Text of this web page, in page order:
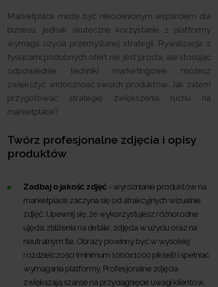
Marketplace może być nieocenionym wsparciem dla
biznesu, jednak skuteczne korzystanie z platformy
wymaga użycia przemyślanej strategii. Rywalizacja z
tysiącami podobnych ofert nie jest prosta, ale stosując
odpowiednie techniki marketingowe możesz
zwiększyć widoczność swoich produktów. Jak zatem
przygotować strategię zwiększenia ruchu na
marketplace?
Twórz profesjonalne zdjęcia i opisy
produktów
Zadbaj o jakość zdjęć - wyróżnianie produktów na
marketplace zaczyna się od atrakcyjnych wizualnie
zdjęć. Upewnij się, że wykorzystujesz różnorodne
ujęcia: zbliżenia na detale, zdjęcia w użyciu oraz na
neutralnym tle. Obrazy powinny być w wysokiej
rozdzielczości (minimum 1000x1000 pikseli) i spełniać
wymagania platformy. Profesjonalne zdjęcia
zwiększają szanse na przyciągnięcie uwagi klientów.